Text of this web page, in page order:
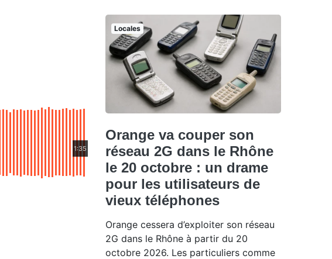
1:35
Locales
Orange va couper son
réseau 2G dans le Rhône
le 20 octobre : un drame
pour les utilisateurs de
vieux téléphones
Orange cessera d’exploiter son réseau
2G dans le Rhône à partir du 20
octobre 2026. Les particuliers comme